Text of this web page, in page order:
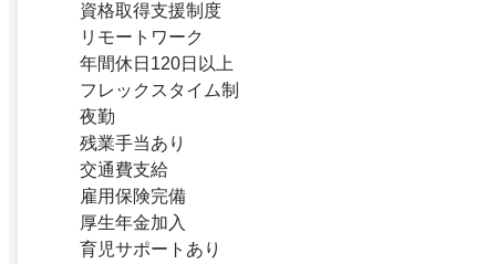
資格取得支援制度
リモートワーク
年間休日120日以上
フレックスタイム制
夜勤
残業手当あり
交通費支給
雇用保険完備
厚生年金加入
育児サポートあり